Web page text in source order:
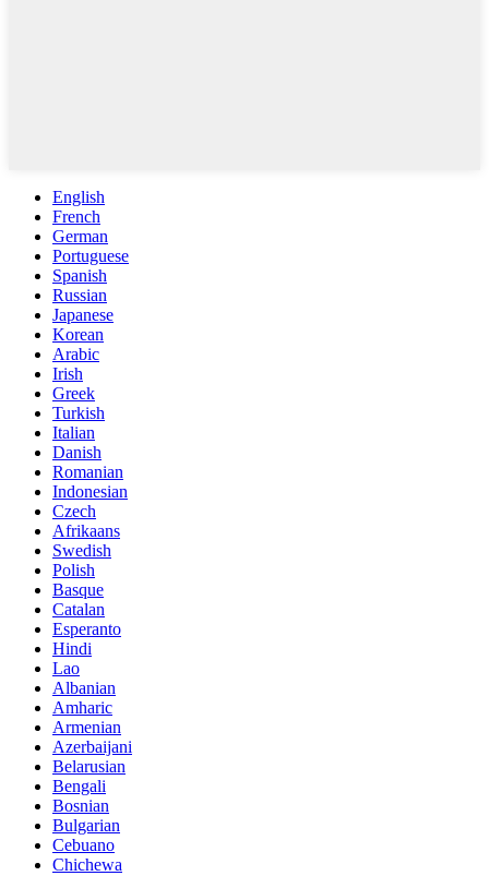
English
French
German
Portuguese
Spanish
Russian
Japanese
Korean
Arabic
Irish
Greek
Turkish
Italian
Danish
Romanian
Indonesian
Czech
Afrikaans
Swedish
Polish
Basque
Catalan
Esperanto
Hindi
Lao
Albanian
Amharic
Armenian
Azerbaijani
Belarusian
Bengali
Bosnian
Bulgarian
Cebuano
Chichewa